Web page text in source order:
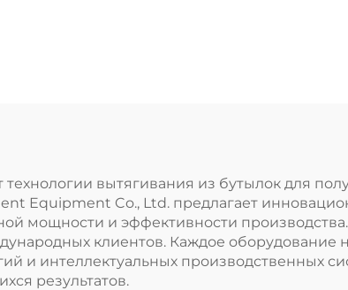
вытягивания из бутылок для
Equipment Co., Ltd. предлагает
мощности и эффективности
клиентов. Каждое оборудование
и интеллектуальных производственных
результатов.